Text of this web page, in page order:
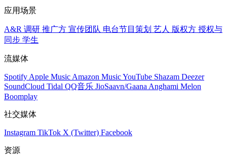
应用场景
A&R 调研 推广方 宣传团队 电台节目策划 艺人 版权方 授权与
同步 学生
流媒体
Spotify Apple Music Amazon MusicYouTube Shazam Deezer
SoundCloud Tidal QQ音乐 JioSaavn/Gaana Anghami Melon
Boomplay
社交媒体
Instagram TikTok X (Twitter) Facebook
资源